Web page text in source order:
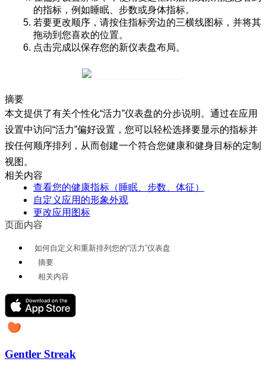
的指标，例如睡眠 步数或身体指标。
若要更改顺序，请按住指标旁边的三横线图标 ，并将其
拖动到您喜欢的位置。
点击完成以保存您的新仪表盘布局。
摘要
本文提供了有关个性化“活力”仪表盘的分步说明。通过在应用
设置中访问“活力”偏好设置，您可以轻松选择要显示的指标并
按任何顺序排列，从而创建一个符合您健康和健身目标的定制
视图。
相关内容
查看您的健康指标（睡眠、步数、体征）
自定义应用的形象外观
更改应用图标
页面内容
如何自定义和重新排列您的“活力”仪表盘
摘要
相关内容
Gentler Streak